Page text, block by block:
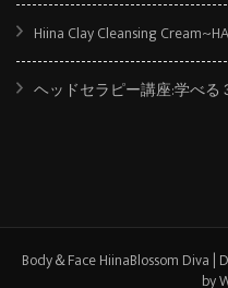
Hiina Clay Cleansing
ヘッドセラピー講座:学べる
Body＆Face HiinaBlossom Diva |
by